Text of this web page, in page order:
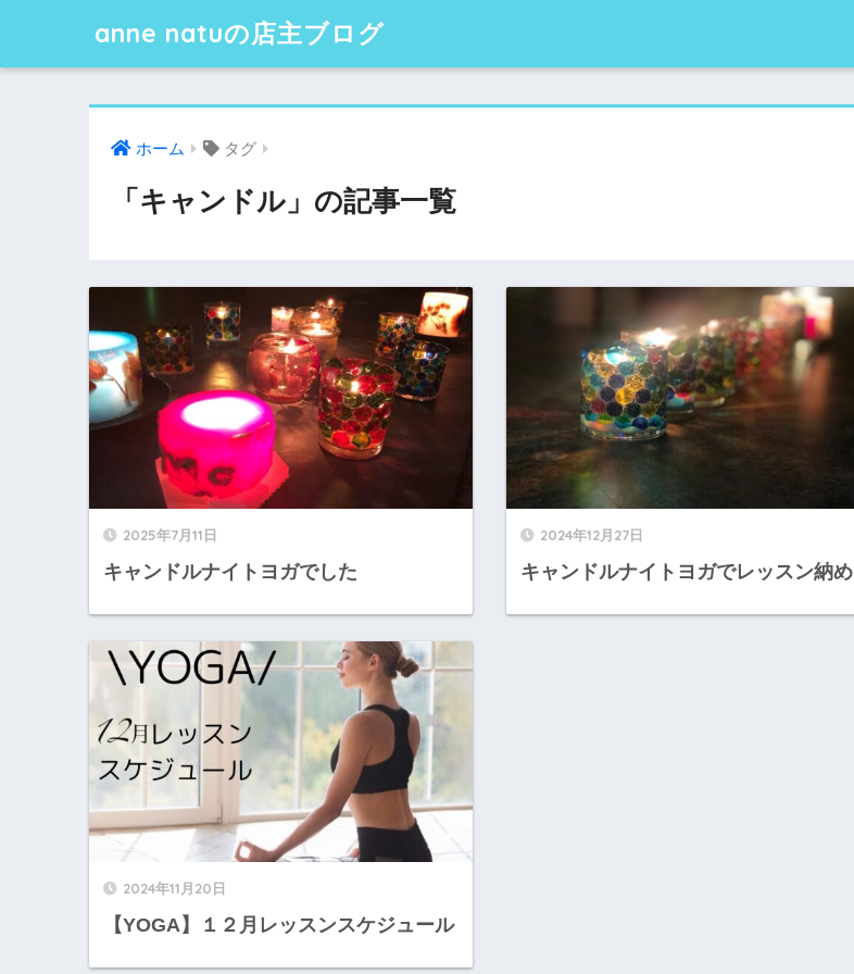
anne natuの店主ブログ
ホーム タグ
「キャンドル」の記事一覧
2025年7月11日
キャンドルナイトヨガでした
2024年12月27日
キャンドルナイトヨガでレッスン納め
2024年11月20日
【YOGA】１２月レッスンスケジュール